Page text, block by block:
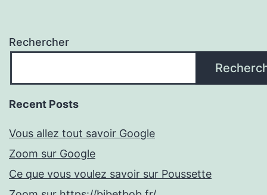
Rechercher
Recent Posts
Vous allez tout savoir Google
Zoom sur Google
Ce que vous voulez savoir sur Poussette